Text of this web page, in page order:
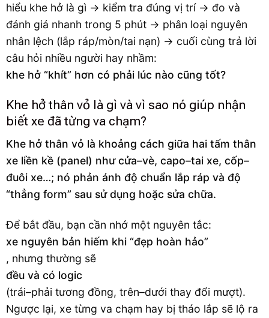
hiểu khe hở là gì → kiểm tra đúng vị trí → đo và
đánh giá nhanh trong 5 phút → phân loại nguyên
nhân lệch (lắp ráp/mòn/tai nạn) → cuối cùng trả lời
câu hỏi nhiều người hay nhầm:
khe hở “khít” hơn có phải lúc nào cũng tốt?
Khe hở thân vỏ là gì và vì sao nó giúp nhận
biết xe đã từng va chạm?
Khe hở thân vỏ là khoảng cách giữa hai tấm thân
xe liền kề (panel) như cửa–vè, capo–tai xe, cốp–
đuôi xe…; nó phản ánh độ chuẩn lắp ráp và độ
“thẳng form” sau sử dụng hoặc sửa chữa.
Để bắt đầu, bạn cần nhớ một nguyên tắc:
xe nguyên bản hiếm khi “đẹp hoàn hảo”
, nhưng thường sẽ
đều và có logic
(trái–phải tương đồng, trên–dưới thay đổi mượt).
Ngược lại, xe từng va chạm hay bị tháo lắp sẽ lộ ra